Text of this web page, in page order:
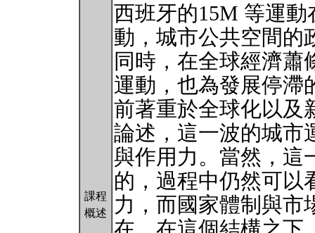
課程
概述
西班牙的15M 等運
動，城市公共空間的
同時，在全球經濟蕭
運動，也為發展停滯
前著重於全球化以及
論述，這一波的城市
與作用力。當然，這
的，過程中仍然可以
力，而國家體制與市